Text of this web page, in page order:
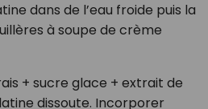
dans de l’eau froide puis la
à soupe de crème
+ sucre glace + extrait de
dissoute. Incorporer